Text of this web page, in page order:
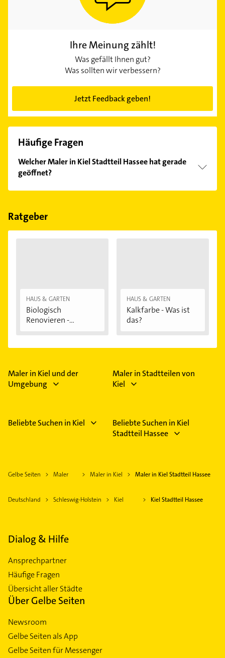
Ihre Meinung zählt!
Was gefällt Ihnen gut?
Was sollten wir verbessern?
Jetzt Feedback geben!
Häufige Fragen
Welcher Maler in Kiel Stadtteil Hassee hat gerade
geöffnet?
Im Anbieter-Bereich finden Sie alleÖffnungszeiten.
Feiertagen abweichen können.
Ratgeber
HAUS & GARTEN
Biologisch
Renovieren -
HAUS & GARTEN
Kalkfarbe - Was ist
das?
Maler in Kiel und der
Umgebung
Maler in Stadtteilen von
Kiel
Beliebte Suchen in Kiel
Beliebte Suchen in Kiel
Stadtteil Hassee
Gelbe Seiten Maler Maler in Kiel Maler in Kiel Stadtteil Hassee
Deutschland Schleswig-Holstein Kiel Kiel Stadtteil Hassee
Dialog & Hilfe
Ansprechpartner
Häufige Fragen
Übersicht aller Städte
Über Gelbe Seiten
Newsroom
Gelbe Seiten als App
Gelbe Seiten für Messenger